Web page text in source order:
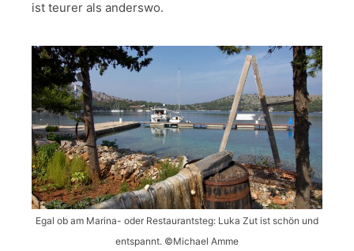
ist teurer als anderswo.
Egal ob am Marina- oder Restaurantsteg: Luka Zut ist schön und
entspannt. ©Michael Amme